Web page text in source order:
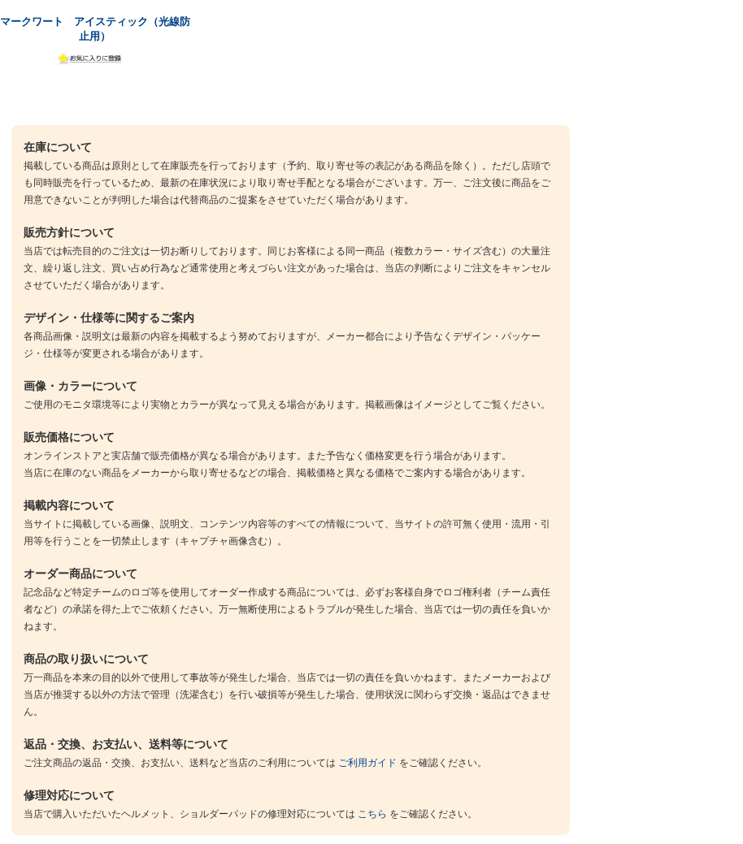
マークワート アイスティック（光線防
止用）
在庫について
掲載している商品は原則として在庫販売を行っております（予約、取り寄せ等の表記がある商品を除く）。ただし店頭で
も同時販売を行っているため、最新の在庫状況により取り寄せ手配となる場合がございます。万一、ご注文後に商品をご
用意できないことが判明した場合は代替商品のご提案をさせていただく場合があります。
販売方針について
当店では転売目的のご注文は一切お断りしております。同じお客様による同一商品（複数カラー・サイズ含む）の大量注
文、繰り返し注文、買い占め行為など通常使用と考えづらい注文があった場合は、当店の判断によりご注文をキャンセル
させていただく場合があります。
デザイン・仕様等に関するご案内
各商品画像・説明文は最新の内容を掲載するよう努めておりますが、メーカー都合により予告なくデザイン・パッケー
ジ・仕様等が変更される場合があります。
画像・カラーについて
ご使用のモニタ環境等により実物とカラーが異なって見える場合があります。掲載画像はイメージとしてご覧ください。
販売価格について
オンラインストアと実店舗で販売価格が異なる場合があります。また予告なく価格変更を行う場合があります。
当店に在庫のない商品をメーカーから取り寄せるなどの場合、掲載価格と異なる価格でご案内する場合があります。
掲載内容について
当サイトに掲載している画像、説明文、コンテンツ内容等のすべての情報について、当サイトの許可無く使用・流用・引
用等を行うことを一切禁止します（キャプチャ画像含む）。
オーダー商品について
記念品など特定チームのロゴ等を使用してオーダー作成する商品については、必ずお客様自身でロゴ権利者（チーム責任
者など）の承諾を得た上でご依頼ください。万一無断使用によるトラブルが発生した場合、当店では一切の責任を負いか
ねます。
商品の取り扱いについて
万一商品を本来の目的以外で使用して事故等が発生した場合、当店では一切の責任を負いかねます。またメーカーおよび
当店が推奨する以外の方法で管理（洗濯含む）を行い破損等が発生した場合、使用状況に関わらず交換・返品はできませ
ん。
返品・交換、お支払い、送料等について
ご注文商品の返品・交換、お支払い、送料など当店のご利用については ご利用ガイド をご確認ください。
修理対応について
当店で購入いただいたヘルメット、ショルダーパッドの修理対応については こちら をご確認ください。